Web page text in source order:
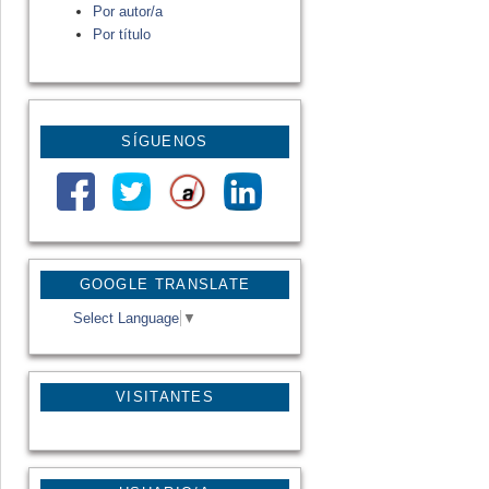
GOOGLE TRANSLATE
Select Language ▼
VISITANTES
Por autor/a
Por título
SÍGUENOS